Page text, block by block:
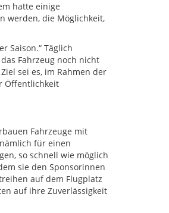
hatte einige
werden, die Möglichkeit,
Saison.“ Täglich
Fahrzeug noch nicht
sei es, im Rahmen der
Öffentlichkeit
Fahrzeuge mit
für einen
so schnell wie möglich
sie den Sponsorinnen
auf dem Flugplatz
auf ihre Zuverlässigkeit